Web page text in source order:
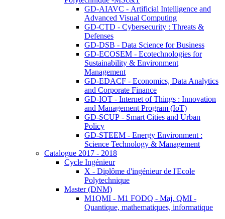
GD-AIAVC - Artificial Intelligence and
Advanced Visual Computing
GD-CTD - Cybersecurity : Threats &
Defenses
GD-DSB - Data Science for Business
GD-ECOSEM - Ecotechnologies for
Sustainability & Environment
Management
GD-EDACF - Economics, Data Analytics
and Corporate Finance
GD-IOT - Internet of Things : Innovation
and Management Program (IoT)
GD-SCUP - Smart Cities and Urban
Policy
GD-STEEM - Energy Environment :
Science Technology & Management
Catalogue 2017 - 2018
Cycle Ingénieur
X - Diplôme d'ingénieur de l'Ecole
Polytechnique
Master (DNM)
M1QMI - M1 FODQ - Maj. QMI -
Quantique, mathematiques, informatique